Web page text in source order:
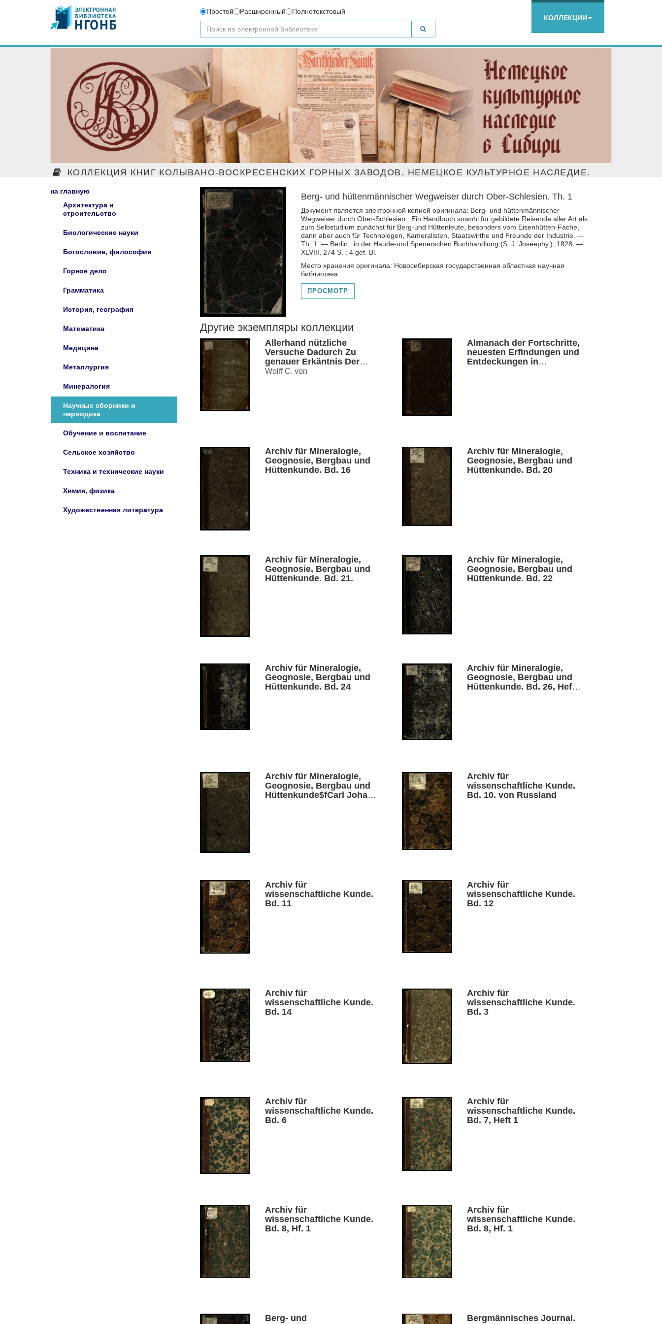
Простой Расширенный
Полнотекстовый
КОЛЛЕКЦИИ
КОЛЛЕКЦИЯ КНИГ КОЛЫВАНО-ВОСКРЕСЕНСКИХ ГОРНЫХ ЗАВОДОВ. НЕМЕЦКОЕ КУЛЬТУРНОЕ НАСЛЕДИЕ.
на главную
Архитектура и
строительство
Биологические науки
Богословие, философия
Горное дело
Грамматика
История, география
Математика
Медицина
Металлургия
Минералогия
Научные сборники и
периодика
Обучение и воспитание
Сельское хозяйство
Техника и технические науки
Химия, физика
Художественная литература
Berg- und hüttenmännischer Wegweiser durch Ober-Schlesien. Th. 1
Документ является электронной копией оригинала: Berg- und hüttenmännischer
Wegweiser durch Ober-Schlesien : Ein Handbuch sowohl für gebildete Reisende aller Art als
zum Selbstudium zunächst für Berg-und Hüttenleute, besonders vom Eisenhütten-Fache,
dann aber auch für Technologen, Kameralisten, Staatswirthe und Freunde der Industrie. —
Th. 1. — Berlin : in der Haude-und Spenerschen Buchhandlung (S. J. Joseephy.), 1828. —
XLVIII, 274 S. : 4 gef. Bl.
Место хранения оригинала: Новосибирская государственная областная научная
библиотека
ПРОСМОТР
Другие экземпляры коллекции
Allerhand nützliche
Versuche Dadurch Zu
genauer Erkäntnis Der
Natur und Kunst Th. 1 .
Wolff C. von
Almanach der Fortschritte,
neuesten Erfindungen und
Entdeckungen in
Archiv für Mineralogie,
Geognosie, Bergbau und
Hüttenkunde. Bd. 16
Archiv für Mineralogie,
Geognosie, Bergbau und
Hüttenkunde. Bd. 20
Archiv für Mineralogie,
Geognosie, Bergbau und
Hüttenkunde. Bd. 21.
Archiv für Mineralogie,
Geognosie, Bergbau und
Hüttenkunde. Bd. 22
Archiv für Mineralogie,
Geognosie, Bergbau und
Hüttenkunde. Bd. 24
Archiv für Mineralogie,
Geognosie, Bergbau und
Hüttenkunde. Bd. 26, Heft
Archiv für Mineralogie,
Geognosie, Bergbau und
Hüttenkunde$fCarl Johann
Archiv für
wissenschaftliche Kunde.
Bd. 10. von Russland
Archiv für
wissenschaftliche Kunde.
Bd. 11
Archiv für
wissenschaftliche Kunde.
Bd. 12
Archiv für
wissenschaftliche Kunde.
Bd. 14
Archiv für
wissenschaftliche Kunde.
Bd. 3
Archiv für
wissenschaftliche Kunde.
Bd. 6
Archiv für
wissenschaftliche Kunde.
Bd. 7, Heft 1
Archiv für
wissenschaftliche Kunde.
Bd. 8, Hf. 1
Archiv für
wissenschaftliche Kunde.
Bd. 8, Hf. 1
Berg- und
Bergmännisches Journal.